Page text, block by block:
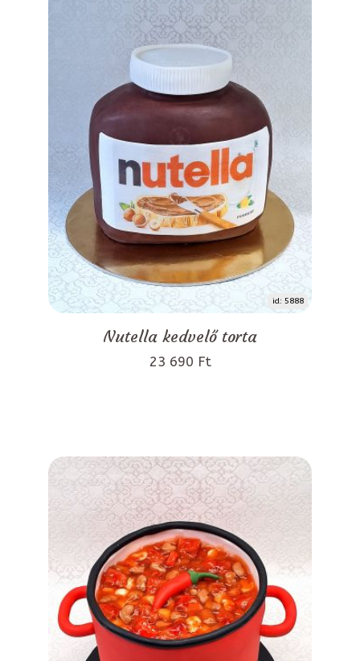
id: 5888
Nutella kedvelő torta
23 690 Ft